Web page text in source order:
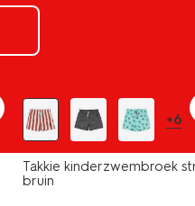
+6
Takkie kinderzwembroek
bruin